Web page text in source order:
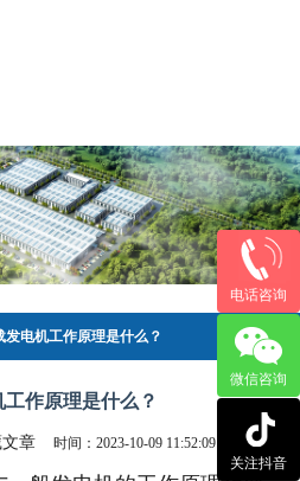
发电机工作原理是什么？
作原理是什么？
章 时间：2023-10-09 11:52:09
电话咨询
微信咨询
关注抖音